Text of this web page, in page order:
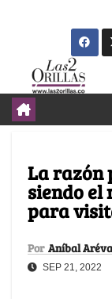
La razón
siendo el
para
Por Aníbal
SEP 21, 2022